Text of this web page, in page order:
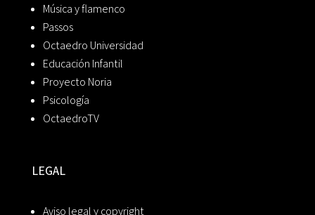
Música y flamenco
Passos
Octaedro Universidad
Educación Infantil
Proyecto Noria
Psicología
OctaedroTV
LEGAL
Aviso legal y copyright